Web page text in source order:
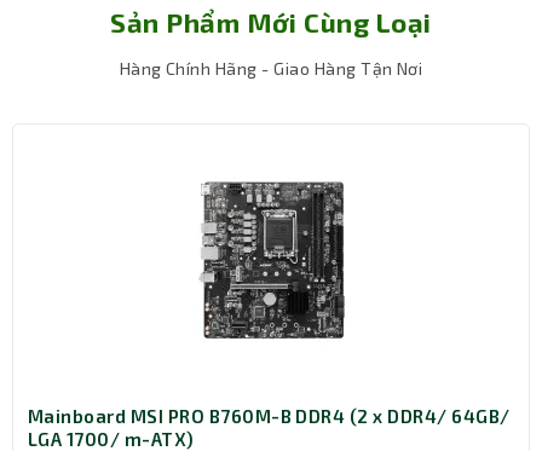
Sản Phẩm Mới Cùng Loại
Hàng Chính Hãng - Giao Hàng Tận Nơi
Mainboard MSI PRO B760M-B DDR4 (2 x DDR4/ 64GB/
LGA 1700/ m-ATX)